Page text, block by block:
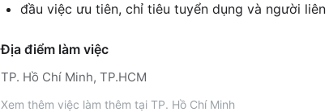
đầu việc ưu tiên, chỉ tiêu tuyển dụng và người
Địa điểm làm việc
TP. Hồ Chí Minh, TP.HCM
Xem thêm việc làm thêm tại TP. Hồ Chí Minh